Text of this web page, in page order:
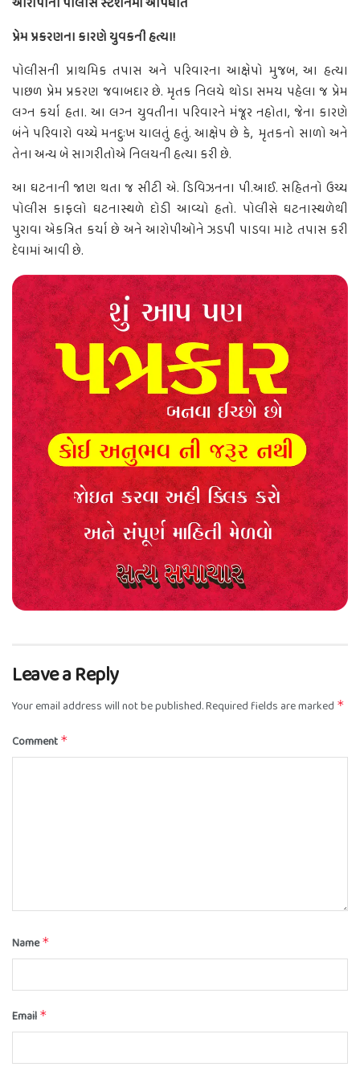
પ્રેમ પ્રકરણના કારણે યુવકની હત્યા!
પોલીસની પ્રાથમિક તપાસ અને પરિવારના આક્ષેપો મુજબ, આ હત્યા
પાછળ પ્રેમ પ્રકરણ જવાબદાર છે. મૃતક નિલયે થોડા સમય પહેલા જ પ્રેમ
લગ્ન કર્યા હતા. આ લગ્ન યુવતીના પરિવારને મંજૂર નહોતા, જેના કારણે
બંને પરિવારો વચ્ચે મનદુઃખ ચાલતું હતું. આક્ષેપ છે કે, મૃતકનો સાળો અને
તેના અન્ય બે સાગરીતોએ નિલયની હત્યા કરી છે.
આ ઘટનાની જાણ થતા જ સીટી એ. ડિવિઝનના પી.આઈ. સહિતનો ઉચ્ચ
પોલીસ કાફલો ઘટનાસ્થળે દોડી આવ્યો હતો. પોલીસે ઘટનાસ્થળેથી
પુરાવા એકત્રિત કર્યા છે અને આરોપીઓને ઝડપી પાડવા માટે તપાસ કરી
દેવામાં આવી છે.
Leave a Reply
Your email address will not be published.Required fields are marked *
Comment *
Name*
Email *